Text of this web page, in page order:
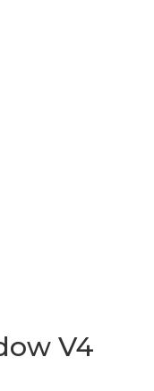
V4